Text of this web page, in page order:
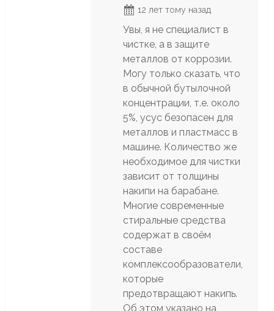
12 лет тому назад
Увы, я не специалист в
чистке, а в защите
металлов от коррозии.
Могу только сказать, что
в обычной бутылочной
концентрации, т.е. около
5%, усус безопасен для
металлов и пластмасс в
машине. Количество же
необходимое для чистки
зависит от толщины
накипи на барабане.
Многие современные
стиральные средства
содержат в своём
составе
комплексообразователи,
которые
предотвращают накипь.
Об этом указано на